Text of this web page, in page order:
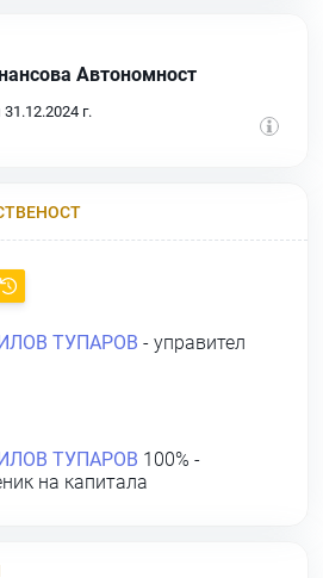
Автономност
г.
ТУПАРОВ - управител
ТУПАРОВ 100% -
на капитала